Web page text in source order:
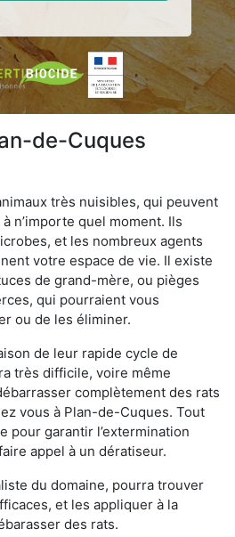
de-Cuques
très nuisibles, qui peuvent
n’importe quel moment. Ils
et les nombreux agents
votre espace de vie. Il existe
de grand-mère, ou pièges
qui pourraient vous
ou de les éliminer.
de leur rapide cycle de
très difficile, voire même
complètement des rats
vous à Plan-de-Cuques. Tout
pour garantir l’extermination
appel à un dératiseur.
du domaine, pourra trouver
et les appliquer à la
des rats.